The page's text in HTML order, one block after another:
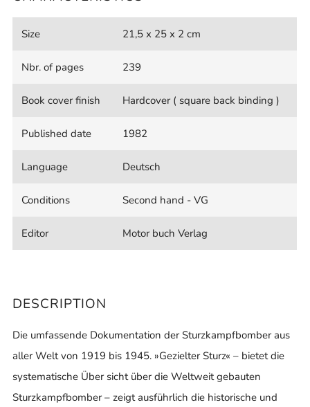
Size 21,5 x 25 x 2 cm
Nbr. of pages 239
Book cover finish Hardcover ( square back binding )
Published date 1982
Language Deutsch
Conditions Second hand - VG
Editor Motor buch Verlag
DESCRIPTION
Die umfassende Dokumentation der Sturzkampfbomber aus
aller Welt von 1919 bis 1945. »Gezielter Sturz« – bietet die
systematische Über sicht über die Weltweit gebauten
Sturzkampfbomber – zeigt ausführlich die historische und